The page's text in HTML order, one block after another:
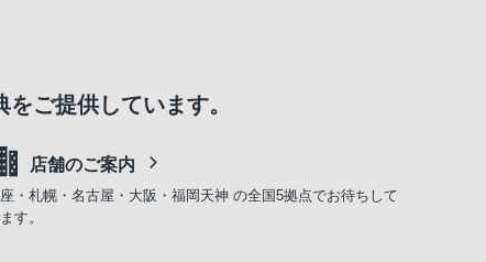
ご提供しています。
店舗のご案内
・札幌・名古屋・大阪・福岡天神 の全国5拠点でお待ちして
す。